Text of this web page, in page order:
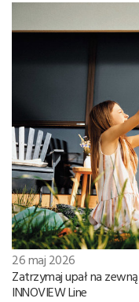
26 maj 2026
Zatrzymaj upał na
INNOVIEW Line